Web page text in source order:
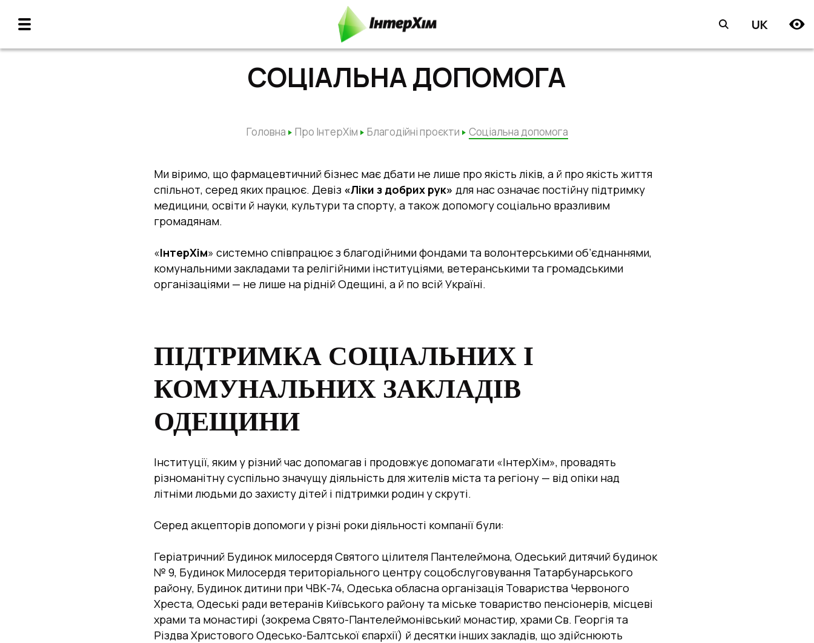
UK
СОЦІАЛЬНА ДОПОМОГА
Головна Про ІнтерХім Благодійні проєкти Соціальна допомога
Ми віримо, що фармацевтичний бізнес має дбати не лише про якість ліків, а й про якість життя
спільнот, серед яких працює. Девіз «Ліки з добрих рук» для нас означає постійну підтримку
медицини, освіти й науки, культури та спорту, а також допомогу соціально вразливим
громадянам.
«ІнтерХім» системно співпрацює з благодійними фондами та волонтерськими об’єднаннями,
комунальними закладами та релігійними інституціями, ветеранськими та громадськими
організаціями — не лише на рідній Одещині, а й по всій Україні.
ПІДТРИМКА СОЦІАЛЬНИХ І
КОМУНАЛЬНИХ ЗАКЛАДІВ
ОДЕЩИНИ
Інституції, яким у різний час допомагав і продовжує допомагати «ІнтерХім», провадять
різноманітну суспільно значущу діяльність для жителів міста та регіону — від опіки над
літніми людьми до захисту дітей і підтримки родин у скруті.
Серед акцепторів допомоги у різні роки діяльності компанії були:
Геріатричний Будинок милосердя Святого цілителя Пантелеймона, Одеський дитячий будинок
№ 9, Будинок Милосердя територіального центру соцобслуговування Татарбунарського
району, Будинок дитини при ЧВК-74, Одеська обласна організація Товариства Червоного
Хреста, Одеські ради ветеранів Київського району та міське товариство пенсіонерів, місцеві
храми та монастирі (зокрема Свято-Пантелеймонівський монастир, храми Св. Георгія та
Різдва Христового Одесько-Балтської єпархії) й десятки інших закладів, що здійснюють